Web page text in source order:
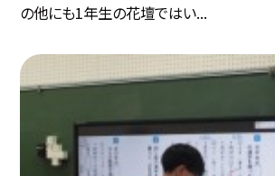
の他にも1年生の花壇ではい...